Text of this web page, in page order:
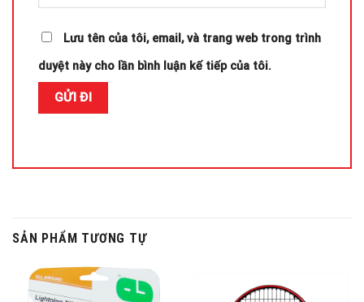
Lưu tên của tôi, email, và trang web trong trình
duyệt này cho lần bình luận kế tiếp của tôi.
SẢN PHẨM TƯƠNG TỰ